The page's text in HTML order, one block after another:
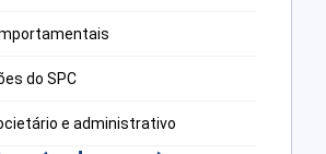
do SPC
e administrativo